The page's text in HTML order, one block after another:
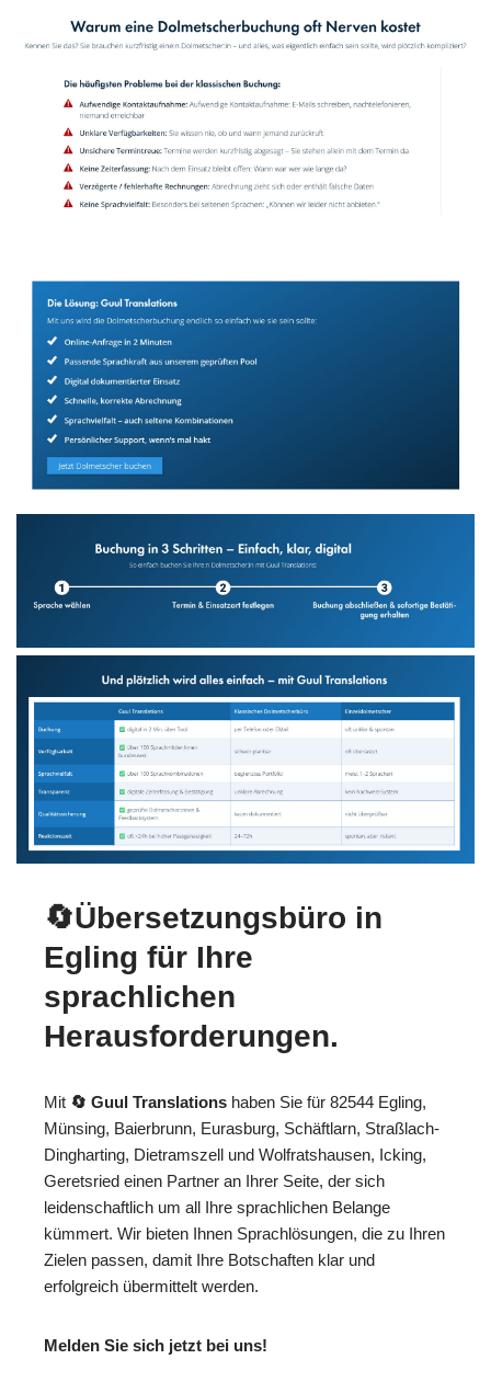
🔄Übersetzungsbüro in
Egling für Ihre
sprachlichen
Herausforderungen.
Mit 🔄 Guul Translations haben Sie für 82544 Egling,
Münsing, Baierbrunn, Eurasburg, Schäftlarn, Straßlach-
Dingharting, Dietramszell und Wolfratshausen, Icking,
Geretsried einen Partner an Ihrer Seite, der sich
leidenschaftlich um all Ihre sprachlichen Belange
kümmert. Wir bieten Ihnen Sprachlösungen, die zu Ihren
Zielen passen, damit Ihre Botschaften klar und
erfolgreich übermittelt werden.
Melden Sie sich jetzt bei uns!